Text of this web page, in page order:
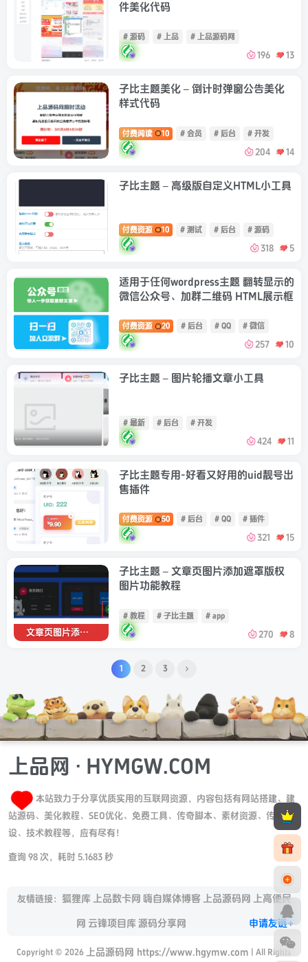
件美化代码
# 源码 # 上品 # 上品源码网
196 13
子比主题美化 – 倒计时弹窗公告美化
样式代码
付费阅读 10 # 会员 # 后台 # 开发
204 14
子比主题 – 高级版自定义HTML小工具
付费资源 10 # 测试 # 后台 # 源码
318 5
适用于任何wordpress主题 翻转显示的
微信公众号、加群二维码 HTML展示框
付费资源 20 # 后台 # QQ # 微信
257 10
子比主题 – 图片轮播文章小工具
# 最新 # 后台 # 开发
424 11
子比主题专用-好看又好用的uid靓号出
售插件
付费资源 50 # 后台 # QQ # 插件
321 15
文章页图片添加遮罩版权图片
子比主题 – 文章页图片添加遮罩版权
图片功能教程
# 教程 # 子比主题 # app
270 8
1 2 3
上品网 · HYMGW.COM
本站致力于分享优质实用的互联网资源，内容包括有网站搭建、建
站源码、美化教程、SEO优化、免费工具、传奇脚本、素材资源、传奇架
设、技术教程等，应有尽有！
查询 98 次，耗时 5.1683 秒
友情链接： 狐狸库 上品数卡网 嗨自媒体博客 上品源码网 上高便民
网 云锋项目库源码分享网 申请友链+
Copyright © 2026 上品源码网 https://www.hgymw.com | All Rights